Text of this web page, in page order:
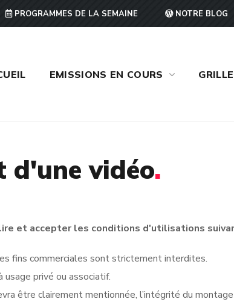
PROGRAMMES DE LA SEMAINE NOTRE BLOG
EMISSIONS EN COURS
d'une vidéo.
et accepter les conditions d'utilisations
fins commerciales sont strictement interdites.
privé ou associatif.
être clairement mentionnée, l’intégrité du